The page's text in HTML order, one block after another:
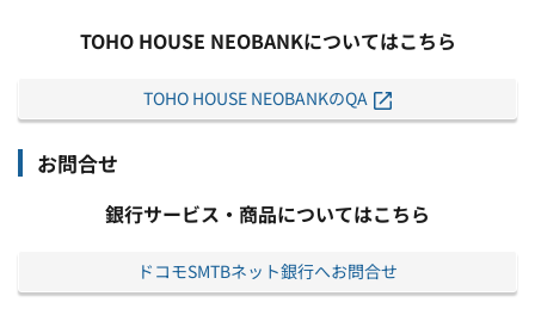
TOHO HOUSE NEOBANKについてはこちら
TOHO HOUSE NEOBANKのQA
お問合せ
銀行サービス・商品についてはこちら
ドコモSMTBネット銀行へお問合せ